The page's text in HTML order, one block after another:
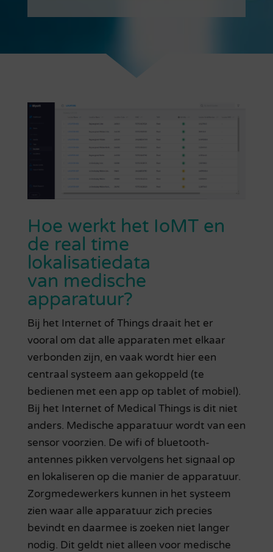
Hoe werkt het IoMT en
de real time
lokalisatiedata
van medische
apparatuur?
Bij het Internet of Things draait het er
vooral om dat alle apparaten met elkaar
verbonden zijn, en vaak wordt hier een
centraal systeem aan gekoppeld (te
bedienen met een app op tablet of mobiel).
Bij het Internet of Medical Things is dit niet
anders. Medische apparatuur wordt van een
sensor voorzien. De wifi of bluetooth-
antennes pikken vervolgens het signaal op
en lokaliseren op die manier de apparatuur.
Zorgmedewerkers kunnen in het systeem
zien waar alle apparatuur zich precies
bevindt en daarmee is zoeken niet langer
nodig. Dit geldt niet alleen voor medische